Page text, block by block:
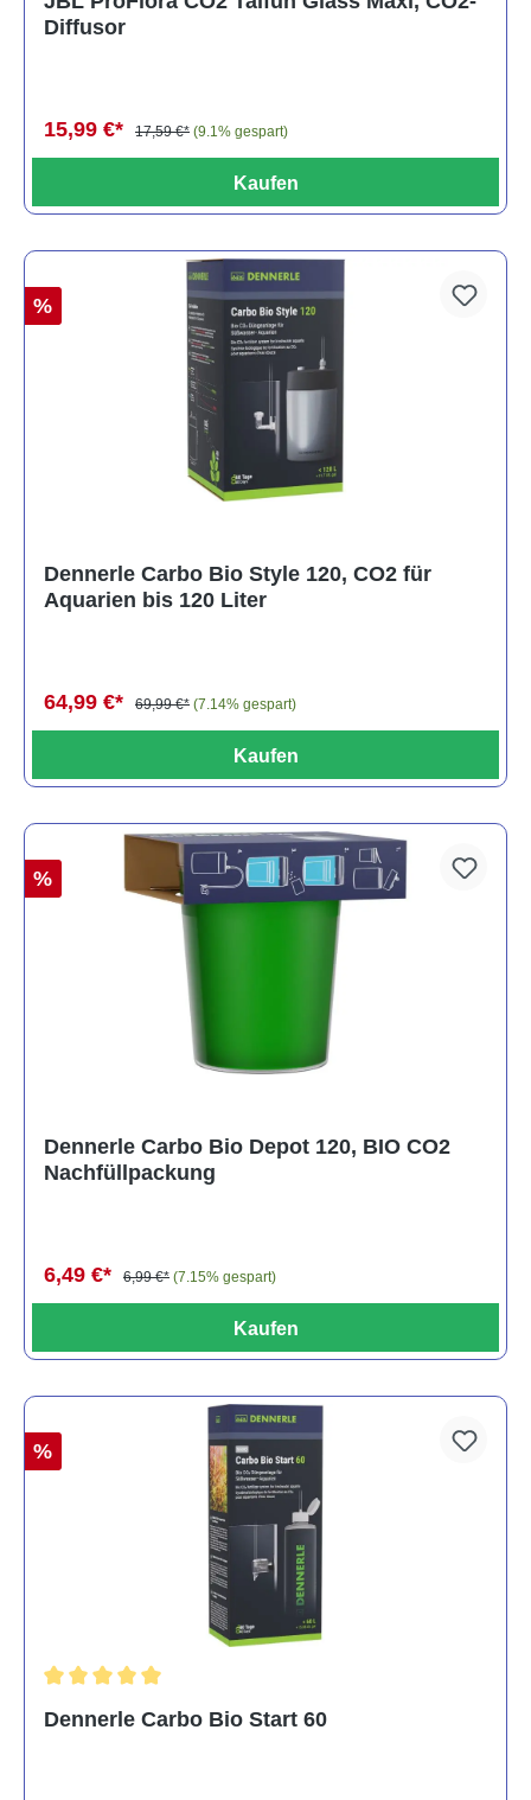
Diffusor
15,99 €* 17,59 €* (9.1% gespart)
Kaufen
%
Dennerle Carbo Bio Style 120, CO2 für
Aquarien bis 120 Liter
64,99 €* 69,99 €* (7.14% gespart)
Kaufen
%
Dennerle Carbo Bio Depot 120, BIO CO2
Nachfüllpackung
6,49 €* 6,99 €* (7.15% gespart)
Kaufen
%
Dennerle Carbo Bio Start 60